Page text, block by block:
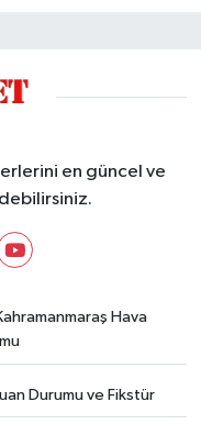
en güncel ve
Hava
Durumu ve Fikstür